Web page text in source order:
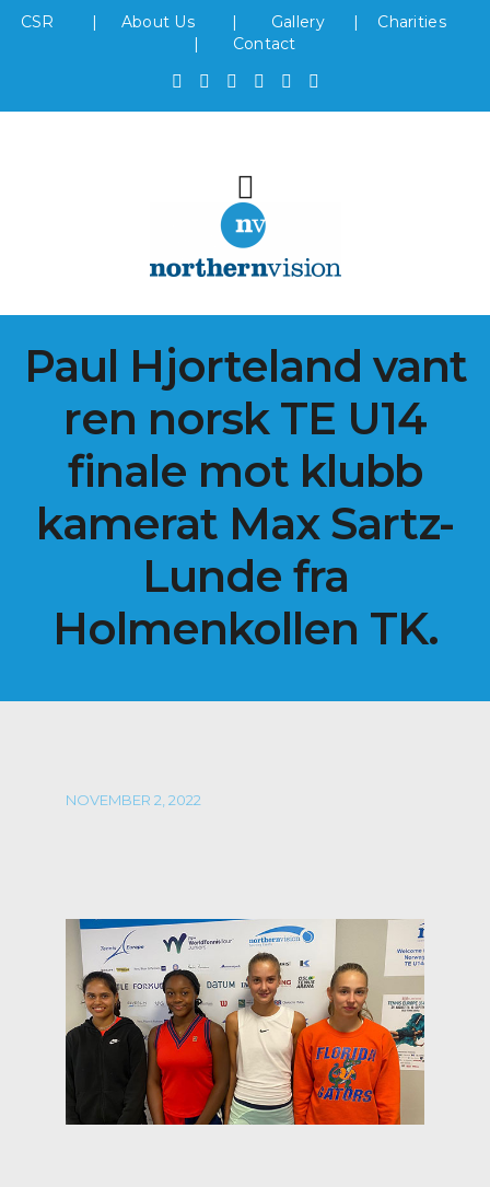
CSR | About Us | Gallery| Charities
| Contact
Paul Hjorteland vant
ren norsk TE U14
finale mot klubb
kamerat Max Sartz-
Lunde fra
Holmenkollen TK.
NOVEMBER 2, 2022